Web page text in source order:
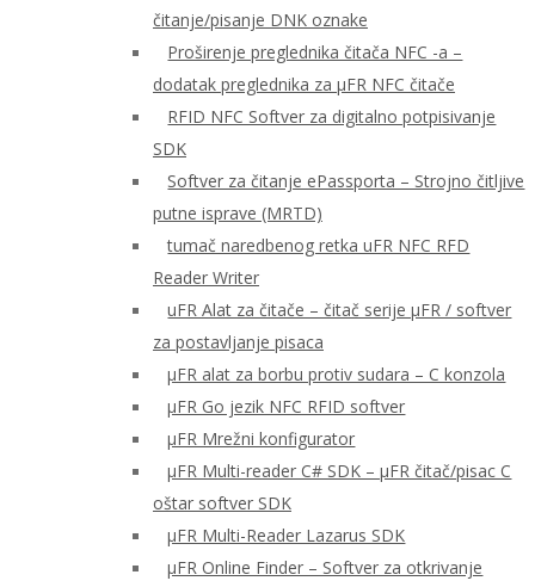
čitanje/pisanje DNK oznake
Proširenje preglednika čitača NFC -a –
dodatak preglednika za μFR NFC čitače
RFID NFC Softver za digitalno potpisivanje
SDK
Softver za čitanje ePassporta – Strojno čitljive
putne isprave (MRTD)
tumač naredbenog retka uFR NFC RFD
Reader Writer
uFR Alat za čitače – čitač serije μFR / softver
za postavljanje pisaca
μFR alat za borbu protiv sudara – C konzola
μFR Go jezik NFC RFID softver
μFR Mrežni konfigurator
μFR Multi-reader C# SDK – μFR čitač/pisac C
oštar softver SDK
μFR Multi-Reader Lazarus SDK
μFR Online Finder – Softver za otkrivanje